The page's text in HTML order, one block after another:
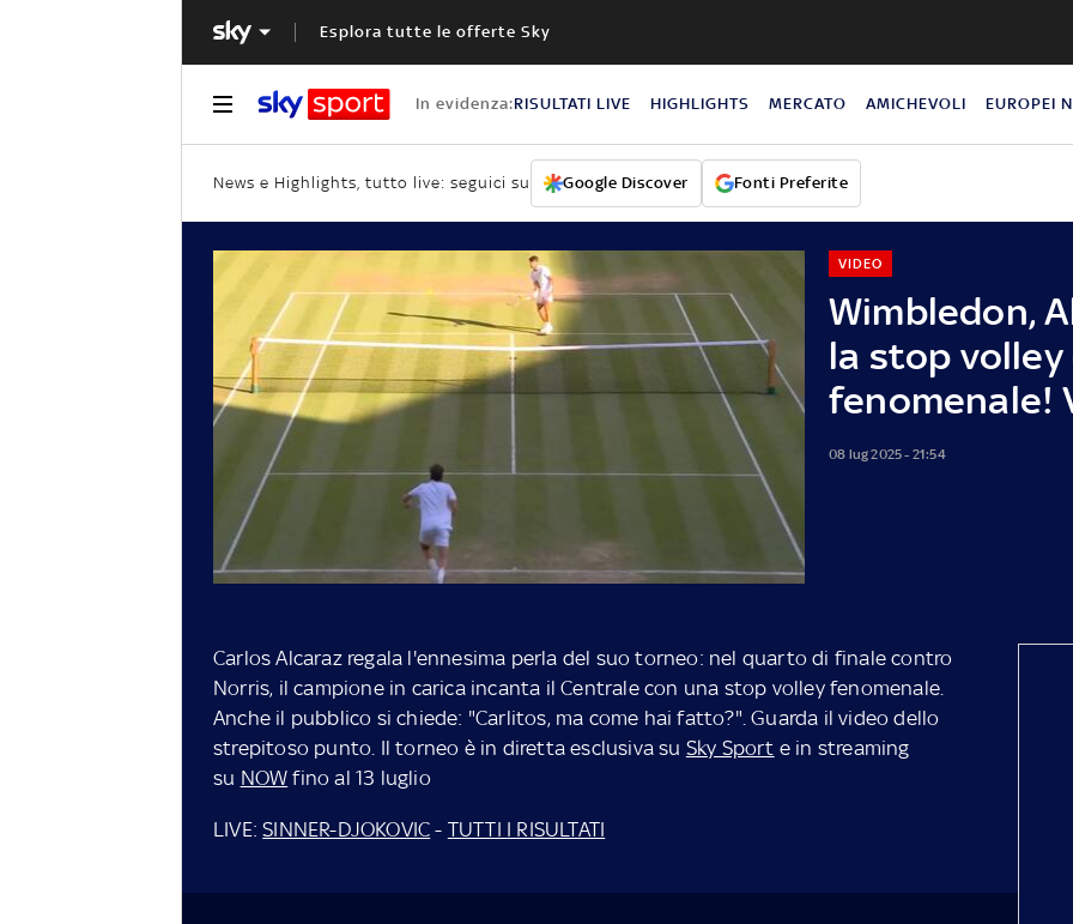
Esplora tutte le offerte Sky
In evidenza:RISULTATI LIVE HIGHLIGHTS MERCATO AMICHEVOLI EUROPEI
News e Highlights, tutto live: seguici su Google Discover Fonti Preferite
Wimbledon,
la stop volley
fenomenale!
VIDEO
08 lug 2025 - 21:54
Carlos Alcaraz regala l'ennesima perla del suo torneo: nel quarto di finale contro
Norris, il campione in carica incanta il Centrale con una stop volley fenomenale.
Anche il pubblico si chiede: "Carlitos, ma come hai fatto?". Guarda il video dello
strepitoso punto. Il torneo è in diretta esclusiva su Sky Sport e in streaming
su NOW fino al 13 luglio
LIVE:SINNER-DJOKOVIC - TUTTI I RISULTATI